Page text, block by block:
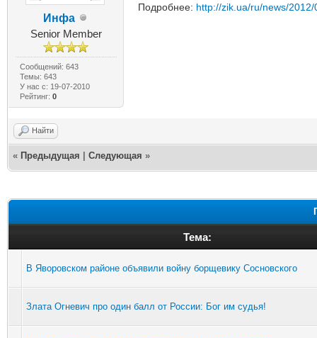
Инфа
Senior Member
Сообщений: 643
Темы: 643
У нас с: 19-07-2010
Рейтинг: 0
Подробнее: http://zik.ua/ru/news/
Найти
« Предыдущая Следующая »
Тема:
В Яворовском районе объявили войну борщевику Сосновского
Злата Огневич про один балл от России: Бог им судья!